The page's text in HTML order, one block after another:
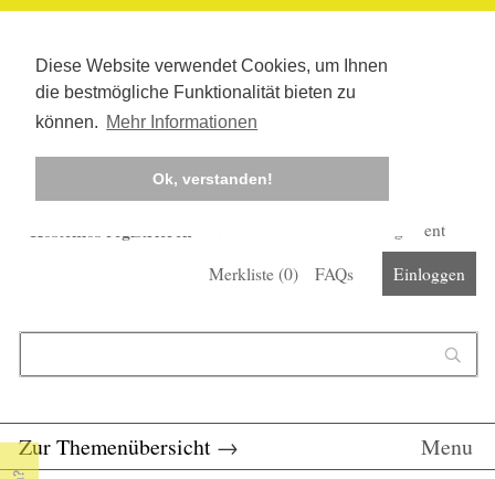
Diese Website verwendet Cookies, um Ihnen
die bestmögliche Funktionalität bieten zu
können. Mehr Informationen
Ok, verstanden!
Kostenlos registrieren
Corona-Management
Merkliste (0) FAQs Einloggen
Zur Themenübersicht → Menu